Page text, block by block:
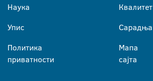
Наука
Упис
Политика
приватности
Квалитет
Сарадња
Мапа
сајта